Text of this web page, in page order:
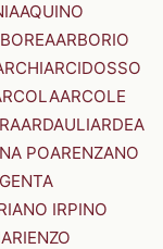
AQUINO
ARBORIO
ARCIDOSSO
ARCOLE
ARDAULIARDEA
POARENZANO
IRPINO
ARIENZO